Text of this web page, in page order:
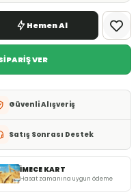
Hemen Al
VER
Güvenli Alışveriş
Satış Sonrası Destek
İMECE KART
Hasat zamanına uygun ödeme